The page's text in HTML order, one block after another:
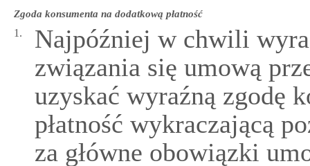
Zgoda konsumenta na dodatkową płatność
1.
Najpóźniej w chwili
związania się umową
uzyskać wyraźną zgodę
płatność wykraczającą
za główne obowiązki